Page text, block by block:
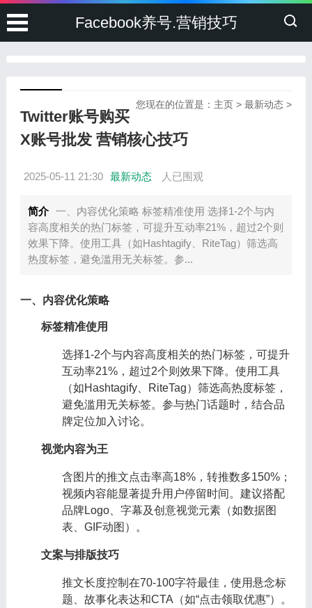
Facebook养号.营销技巧
您现在的位置是： 主页 >最新动态 >
Twitter账号购买
X账号批发 营销核心技巧
2025-05-11 21:30 最新动态 人已围观
简介 一、内容优化策略 标签精准使用 选择1-2个与内
容高度相关的热门标签，可提升互动率21%，超过2个则
效果下降。使用工具（如Hashtagify、RiteTag）筛选高
热度标签，避免滥用无关标签。参...
一、内容优化策略
标签精准使用
选择1-2个与内容高度相关的热门标签，可提升
互动率21%，超过2个则效果下降。使用工具
（如Hashtagify、RiteTag）筛选高热度标签，
避免滥用无关标签。参与热门话题时，结合品
牌定位加入讨论。
视觉内容为王
含图片的推文点击率高18%，转推数多150%；
视频内容能显著提升用户停留时间。建议搭配
品牌Logo、字幕及创意视觉元素（如数据图
表、GIF动图）。
文案与排版技巧
推文长度控制在70-100字符最佳，使用悬念标
题、故事化表达和CTA（如“点击领取优惠”）。